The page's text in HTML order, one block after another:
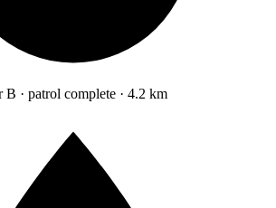
B · patrol complete · 4.2 km